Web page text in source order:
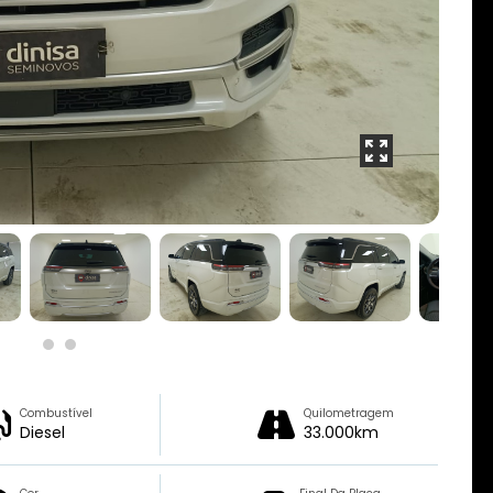
Combustível
Diesel
Quilometragem
33.000km